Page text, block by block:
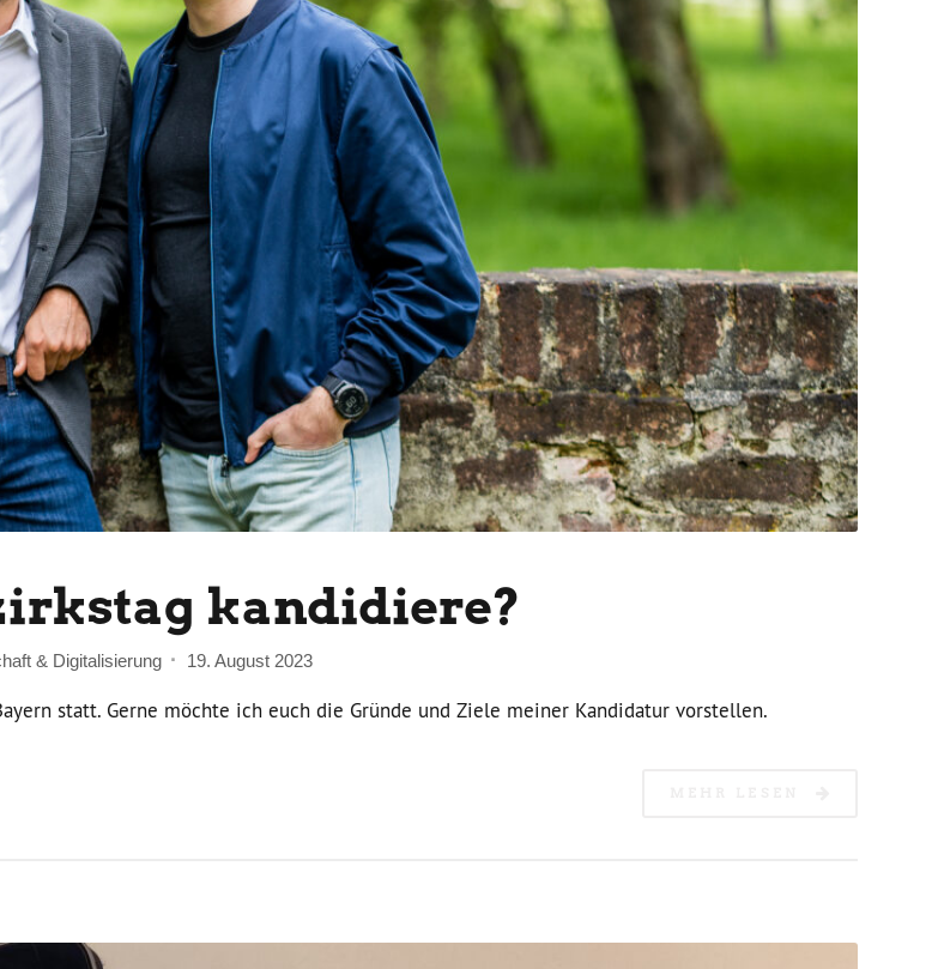
kandidiere?
& Digitalisierung 19. August 2023
statt. Gerne möchte ich euch die Gründe und Ziele meiner Kandidatur vorstellen.